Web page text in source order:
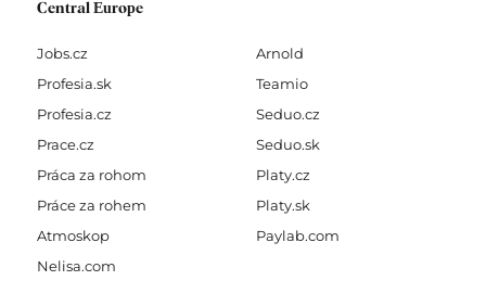
Central Europe
Jobs.cz
Profesia.sk
Profesia.cz
Prace.cz
Práca za rohom
Práce za rohem
Atmoskop
Nelisa.com
Arnold
Teamio
Seduo.cz
Seduo.sk
Platy.cz
Platy.sk
Paylab.com